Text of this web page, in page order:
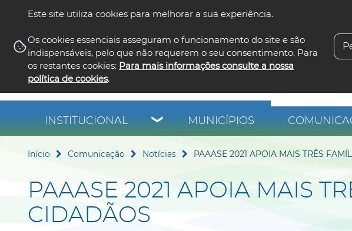
Este site utiliza cookies para melhorar a sua experiência.
Os cookies essenciais asseguram o funcionamento do site e são
indispensáveis, pelo que não requerem o seu consentimento. Para
os restantes cookies: Para mais informações consulte a nossa
política de cookies.
INSTITUCIONAL MUNICÍPIOS
Início Comunicação Notícias PAAASE 2021 APOIA MAIS TRÊS
PAAASE 2021 APOIA MAIS
CIDADÃOS